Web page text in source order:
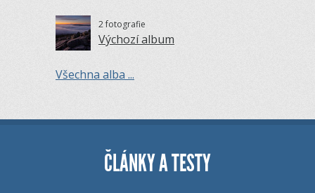
2 fotografie
Výchozí album
Všechna alba ...
ČLÁNKY A TESTY